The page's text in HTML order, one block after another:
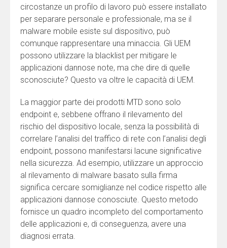
circostanze un profilo di lavoro può essere installato
per separare personale e professionale, ma se il
malware mobile esiste sul dispositivo, può
comunque rappresentare una minaccia. Gli UEM
possono utilizzare la blacklist per mitigare le
applicazioni dannose note, ma che dire di quelle
sconosciute? Questo va oltre le capacità di UEM.
La maggior parte dei prodotti MTD sono solo
endpoint e, sebbene offrano il rilevamento del
rischio del dispositivo locale, senza la possibilità di
correlare l’analisi del traffico di rete con l’analisi degli
endpoint, possono manifestarsi lacune significative
nella sicurezza. Ad esempio, utilizzare un approccio
al rilevamento di malware basato sulla firma
significa cercare somiglianze nel codice rispetto alle
applicazioni dannose conosciute. Questo metodo
fornisce un quadro incompleto del comportamento
delle applicazioni e, di conseguenza, avere una
diagnosi errata.